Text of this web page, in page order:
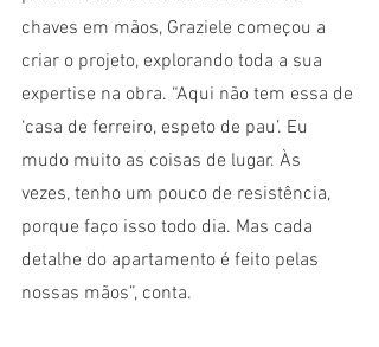
chaves em mãos, Graziele começou a
criar o projeto, explorando toda a sua
expertise na obra. “Aqui não tem essa de
‘casa de ferreiro, espeto de pau’. Eu
mudo muito as coisas de lugar. Às
vezes, tenho um pouco de resistência,
porque faço isso todo dia. Mas cada
detalhe do apartamento é feito pelas
nossas mãos”, conta.